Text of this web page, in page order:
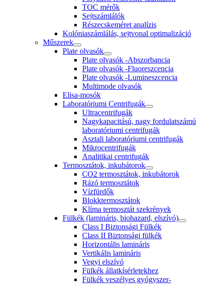
TOC mérők
Sejtszámlálók
Részecskeméret analízis
Kolóniaszámlálás, sejtvonal optimalizáció
Műszerek
Plate olvasók
Plate olvasók -Abszorbancia
Plate olvasók -Fluoreszcencia
Plate olvasók -Lumineszcencia
Multimode olvasók
Elisa-mosók
Laboratóriumi Centrifugák
Ultracentrifugák
Nagykapacitású, nagy fordulatszámú
laboratóriumi centrifugák
Asztali laboratóriumi centrifugák
Mikrocentrifugák
Analitikai centrifugák
Termosztátok, inkubátorok
CO2 termosztátok, inkubátorok
Rázó termosztátok
Vízfürdők
Blokktermosztátok
Klíma termosztát szekrények
Fülkék (lamináris, biohazard, elszívó)
Class I Biztonsági Fülkék
Class II Biztonsági fülkék
Horizontális lamináris
Vertikális lamináris
Vegyi elszívó
Fülkék állatkísérletekhez
Fülkék veszélyes gyógyszer-